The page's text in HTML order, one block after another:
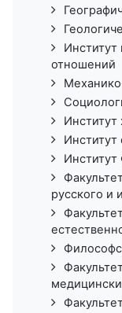
отношений
Институт
Институт
русского и